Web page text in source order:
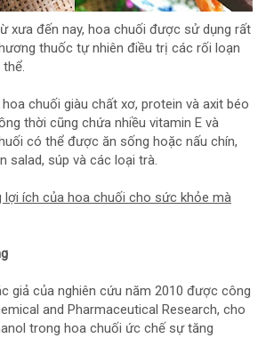
xưa đến nay, hoa chuối được sử dụng rất
thuốc tự nhiên điều trị các rối loạn
chuối giàu chất xơ, protein và axit béo
thời cũng chứa nhiều vitamin E và
có thể được ăn sống hoặc nấu chín,
salad, súp và các loại trà.
lợi ích của hoa chuối cho sức khỏe mà
giả của nghiên cứu năm 2010 được công
and Pharmaceutical Research, cho
trong hoa chuối ức chế sự tăng